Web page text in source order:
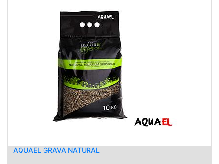
AQUAEL GRAVA NATURAL